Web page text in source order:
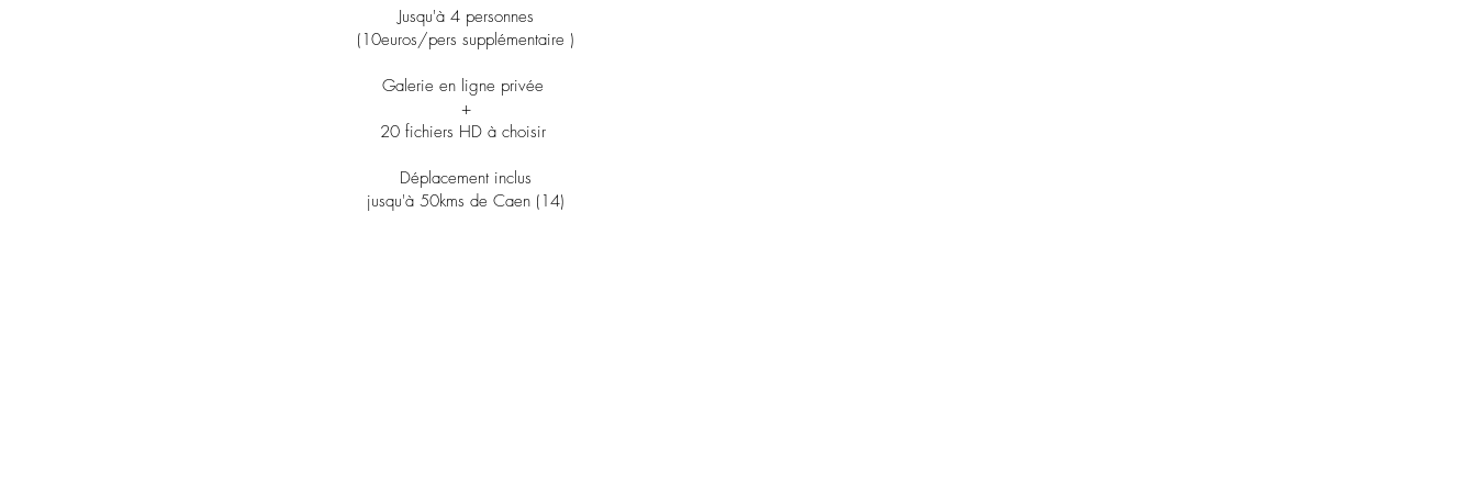
Jusqu'à 4 personnes
(10euros/pers supplémentaire )
Galerie en ligne privée
+
20 fichiers HD à choisir
Déplacement inclus
jusqu'à 50kms de Caen (14)